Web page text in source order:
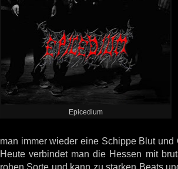
Epicedium
man immer wieder eine Schippe Blut und
Heute verbindet man die Hessen mit